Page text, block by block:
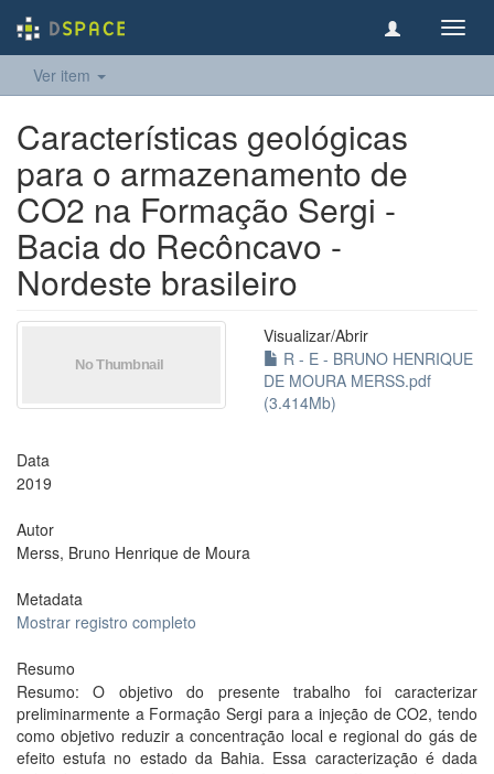
Ver item
Características geológicas
para o armazenamento de
CO2 na Formação Sergi -
Bacia do Recôncavo -
Nordeste brasileiro
Visualizar/Abrir
R - E - BRUNO HENRIQUE
DE MOURA MERSS.pdf
(3.414Mb)
Data
2019
Autor
Merss, Bruno Henrique de Moura
Metadata
Mostrar registro completo
Resumo
Resumo: O objetivo do presente trabalho foi caracterizar
preliminarmente a Formação Sergi para a injeção de CO2, tendo
como objetivo reduzir a concentração local e regional do gás de
efeito estufa no estado da Bahia. Essa caracterização é dada